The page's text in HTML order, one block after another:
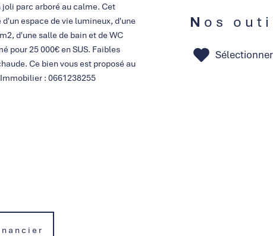
joli parc arboré au calme. Cet
espace de vie lumineux, d'une
d'une salle de bain et de WC
pour 25 000€ en SUS. Faibles
Ce bien vous est proposé au
: 0661238255
Nos
Sélectionner